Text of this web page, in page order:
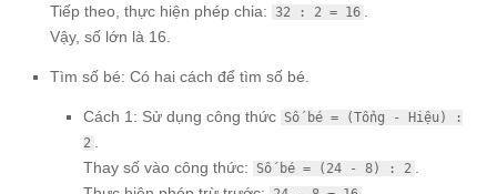
Tiếp theo, thực hiện phép chia: 32 : 2 = 16
Vậy, số lớn là 16.
Tìm số bé: Có hai cách để tìm số bé.
Cách 1: Sử dụng công thức Số bé = (Tổng - Hiệu) :
2
Thay số vào công thức:
Số bé = (24 - 8) : 2